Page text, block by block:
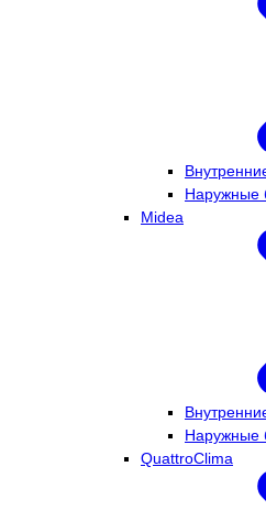
Наружные
Midea
Наружные
QuattroClima